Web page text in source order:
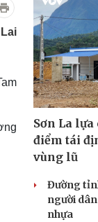
nghiệp
tin doanh nghiệp
nghiệp 24h
nhân
cộng đồng
Sơn La
điểm tái
vùng lũ
Đường
người
nhựa